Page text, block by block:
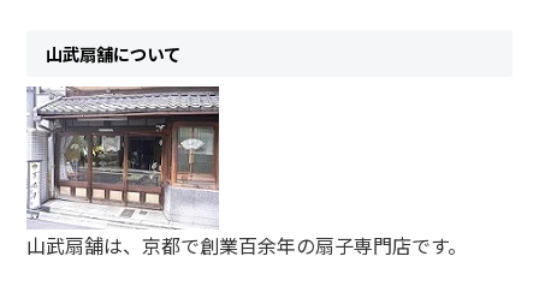
山武扇舗について
山武扇舗は、京都で創業百余年の扇子専門店です。